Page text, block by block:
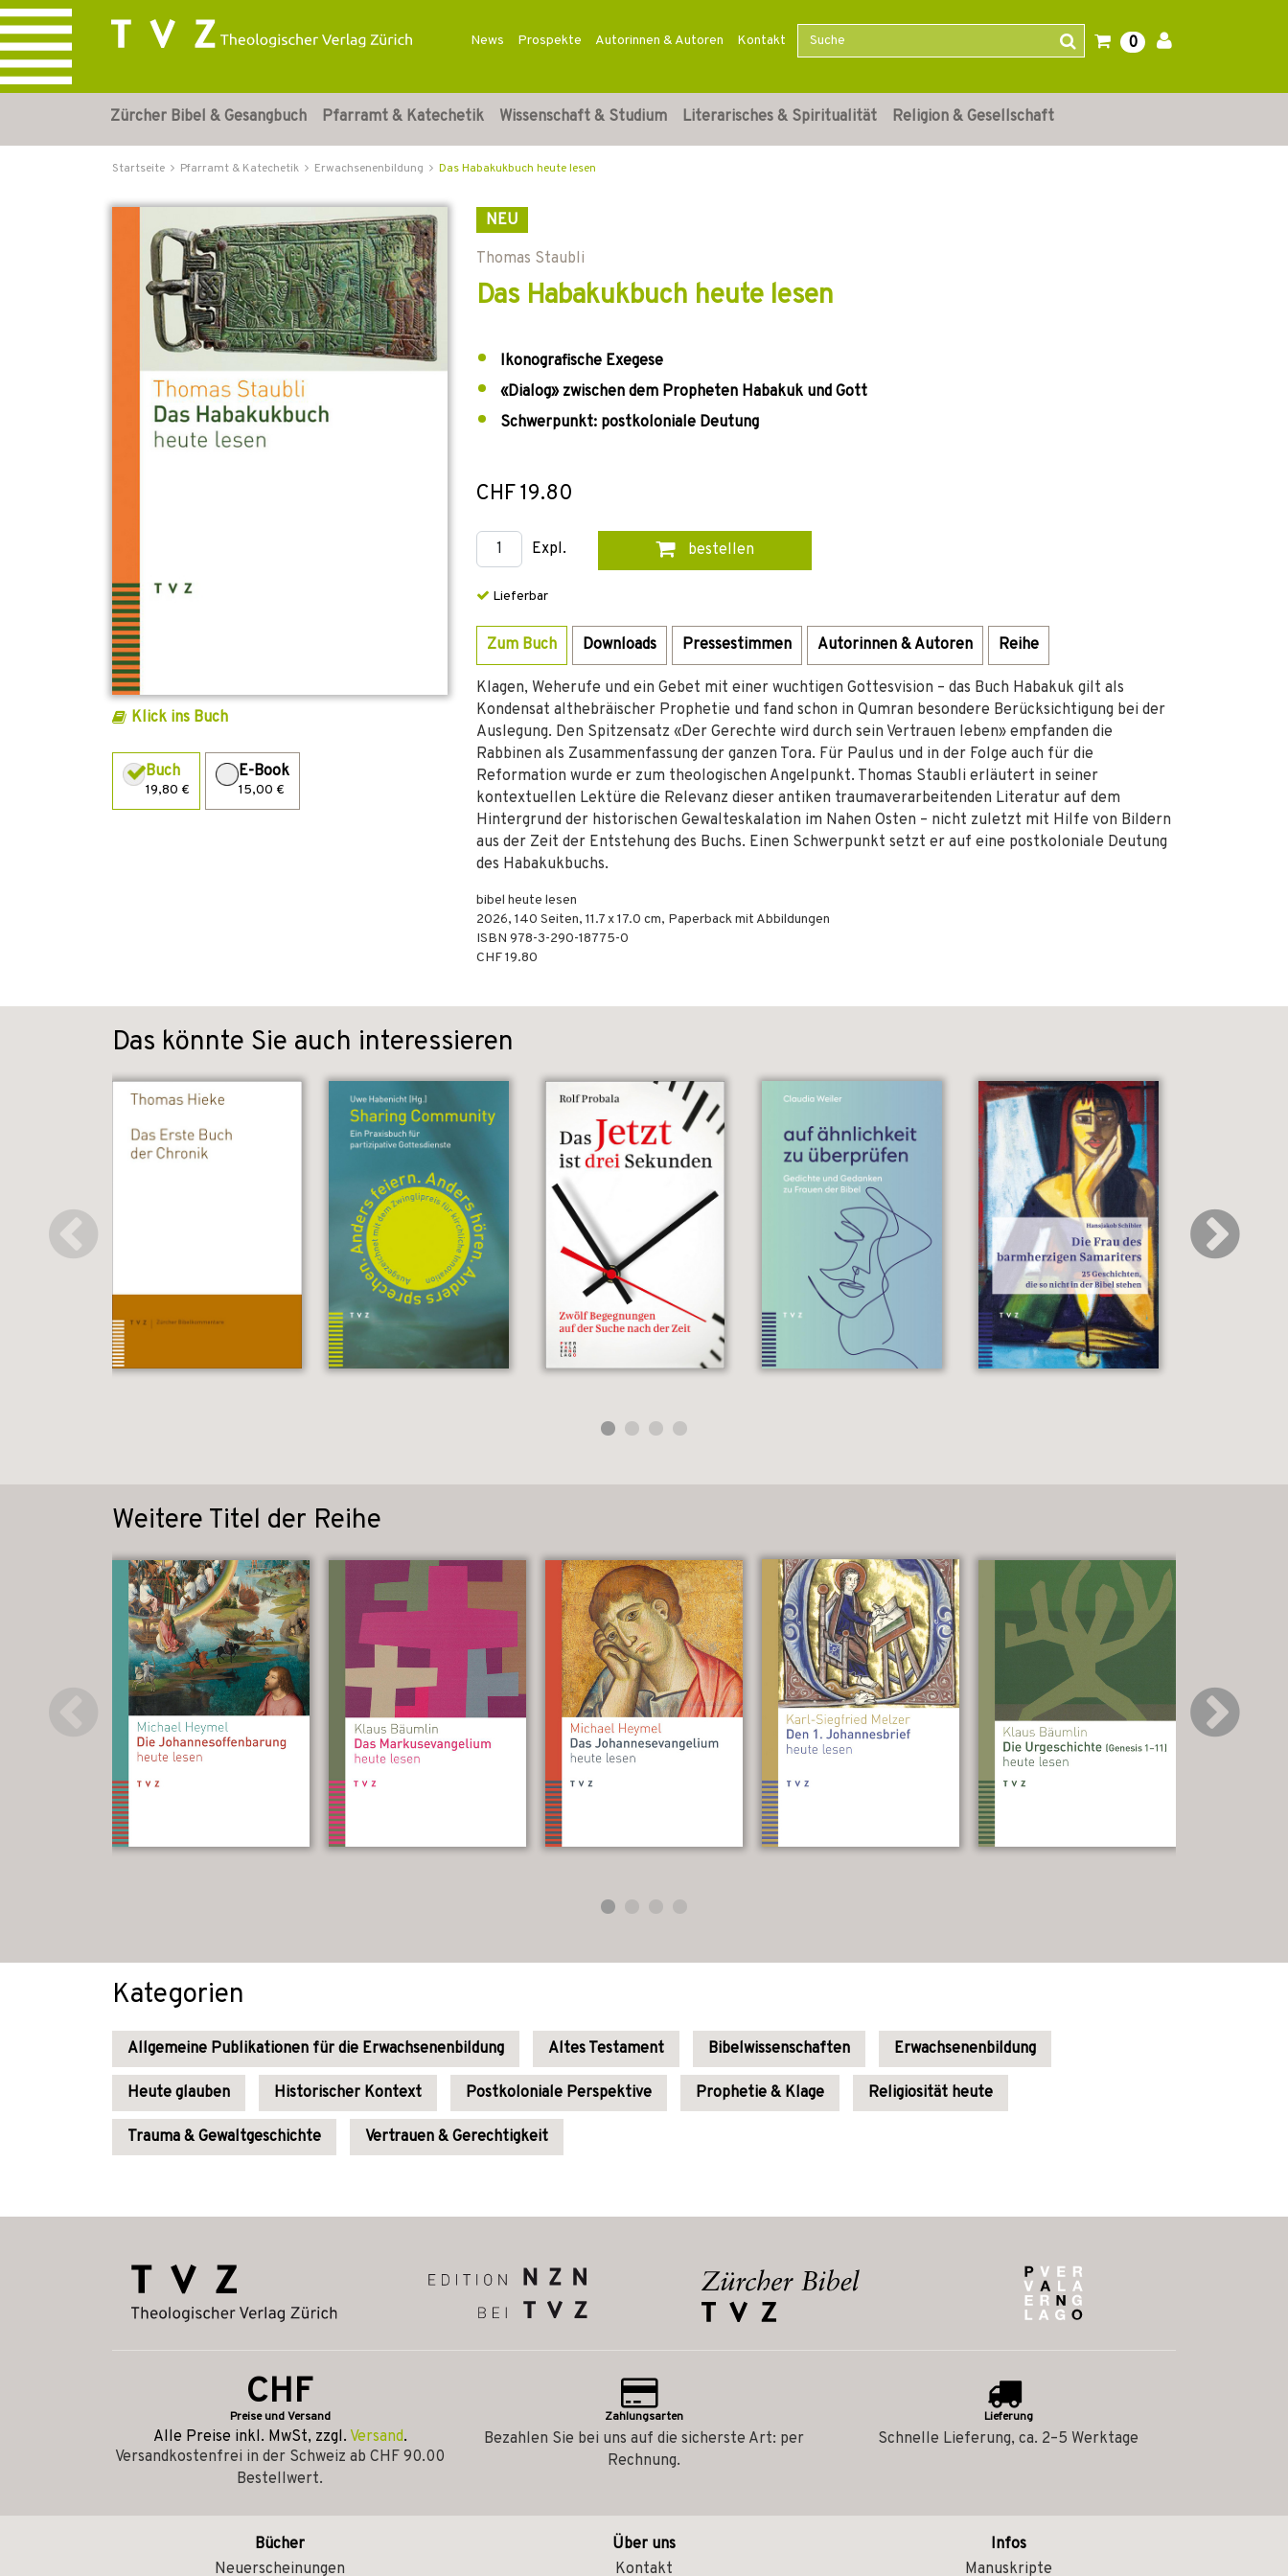
News Prospekte Autorinnen & Autoren Kontakt 0
Zürcher Bibel & Gesangbuch Pfarramt & Katechetik Wissenschaft & Studium Literarisches & Spiritualität Religion & Gesellschaft
Startseite Pfarramt & Katechetik Erwachsenenbildung Das Habakukbuch heute lesen
Klick ins Buch
Buch
19,80 €
E-Book
15,00 €
NEU
Thomas Staubli
Das Habakukbuch heute lesen
Ikonografische Exegese
«Dialog» zwischen dem Propheten Habakuk und Gott
Schwerpunkt: postkoloniale Deutung
CHF 19.80
Expl. bestellen
Lieferbar
Zum Buch Downloads Pressestimmen Autorinnen & Autoren Reihe
Klagen, Weherufe und ein Gebet mit einer wuchtigen Gottesvision – das Buch Habakuk gilt als
Kondensat althebräischer Prophetie und fand schon in Qumran besondere Berücksichtigung bei der
Auslegung. Den Spitzensatz «Der Gerechte wird durch sein Vertrauen leben» empfanden die
Rabbinen als Zusammenfassung der ganzen Tora. Für Paulus und in der Folge auch für die
Reformation wurde er zum theologischen Angelpunkt. Thomas Staubli erläutert in seiner
kontextuellen Lektüre die Relevanz dieser antiken traumaverarbeitenden Literatur auf dem
Hintergrund der historischen Gewalteskalation im Nahen Osten – nicht zuletzt mit Hilfe von Bildern
aus der Zeit der Entstehung des Buchs. Einen Schwerpunkt setzt er auf eine postkoloniale Deutung
des Habakukbuchs.
bibel heute lesen
2026, 140 Seiten, 11.7 x 17.0 cm, Paperback mit Abbildungen
ISBN 978-3-290-18775-0
CHF 19.80
Das könnte Sie auch interessieren
Weitere Titel der Reihe
Kategorien
Allgemeine Publikationen für die Erwachsenenbildung Altes Testament Bibelwissenschaften Erwachsenenbildung
Heute glauben Historischer Kontext Postkoloniale Perspektive Prophetie & Klage Religiosität heute
Trauma & Gewaltgeschichte Vertrauen & Gerechtigkeit
CHF
Preise und Versand
Alle Preise inkl. MwSt, zzgl. Versand.
Versandkostenfrei in der Schweiz ab CHF 90.00
Bestellwert.
Zahlungsarten
Bezahlen Sie bei uns auf die sicherste Art: per
Rechnung.
Lieferung
Schnelle Lieferung, ca. 2–5 Werktage
Bücher
Neuerscheinungen
Über uns
Kontakt
Infos
Manuskripte